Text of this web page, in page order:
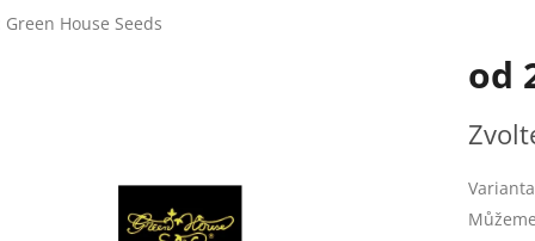
Green House Seeds
od
cena:
Varianta